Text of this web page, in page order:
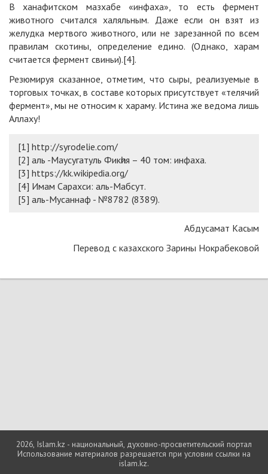
В ханафитском мазхабе «инфаха», то есть фермент
животного считался халяльным. Даже если он взят из
желудка мертвого животного, или не зарезанной по всем
правилам скотины, определение едино.(Однако, харам
считается фермент свиньи).[4].
Резюмируя сказанное, отметим, что сыры, реализуемые в
торговых точках, в составе которых присутствует «телячий
фермент», мы не относим к хараму. Истина же ведома лишь
Аллаху!
[1] http://syrodelie.com/
[2] аль -Маусугатуль Фикһия – 40 том: инфаха.
[3] https://kk.wikipedia.org/
[4] Имам Сарахси: аль-Мабсут.
[5] аль-Мусаннаф - №8782 (8389).
Абдусамат Касым
Перевод с казахского Зарины Нокрабековой
2026, Islam.kz - национальный, духовно-просветительский портал
Использование материалов разрешается при условии ссылки на
islam.kz.